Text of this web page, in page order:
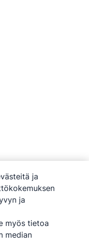
ja
ja
myös tietoa
median